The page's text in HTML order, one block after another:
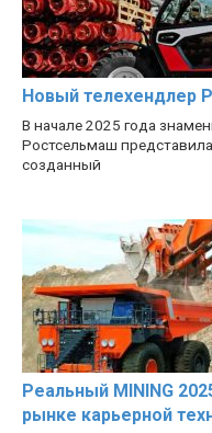
Новый телехендлер
В начале 2025 года
Ростсельмаш
созданный
Реальный MINING
рынке карьерной